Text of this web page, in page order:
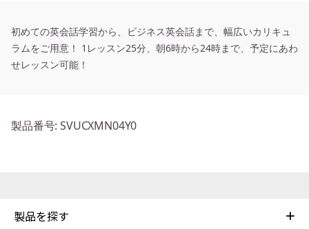
初めての英会話学習から、ビジネス英会話まで、幅広いカリキュ
ラムをご用意！ 1レッスン25分、朝6時から24時まで、予定にあわ
せレッスン可能！
製品番号: SVUCXMN04Y0
製品を探す